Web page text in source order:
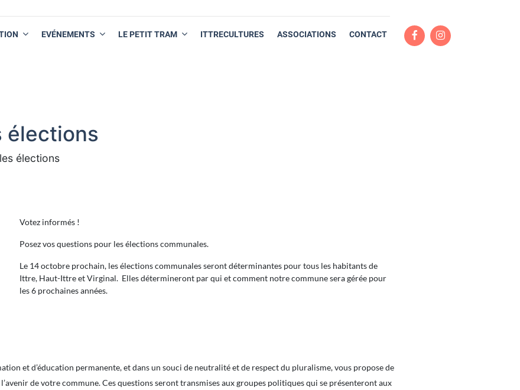
EVÉNEMENTS LE PETIT TRAM ITTRECULTURES ASSOCIATIONS CONTACT
élections
élections
Votez informés !
Posez vos questions pour les élections communales.
Le 14 octobre prochain, les élections communales seront déterminantes pour tous les habitants de
Ittre, Haut-Ittre et Virginal. Elles détermineront par qui et comment notre commune sera gérée pour
les 6 prochaines années.
et d’éducation permanente, et dans un souci de neutralité et de respect du pluralisme, vous propose de
de votre commune. Ces questions seront transmises aux groupes politiques qui se présenteront aux